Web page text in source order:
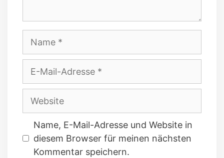
Name
E-
Adresse
Website
Name, E-Mail-Adresse und Website in
diesem Browser für meinen nächsten
Kommentar speichern.